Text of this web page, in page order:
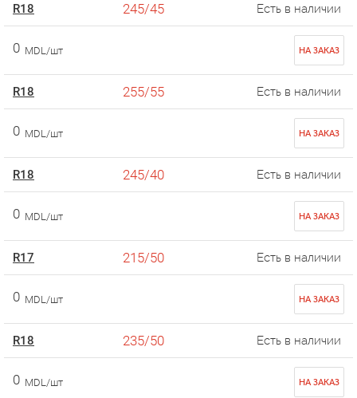
R18 245/45 Есть в наличии
0 MDL/шт НА ЗАКАЗ
R18 255/55 Есть в наличии
0 MDL/шт НА ЗАКАЗ
R18 245/40 Есть в наличии
0 MDL/шт НА ЗАКАЗ
R17 215/50 Есть в наличии
0 MDL/шт НА ЗАКАЗ
R18 235/50 Есть в наличии
0 MDL/шт НА ЗАКАЗ